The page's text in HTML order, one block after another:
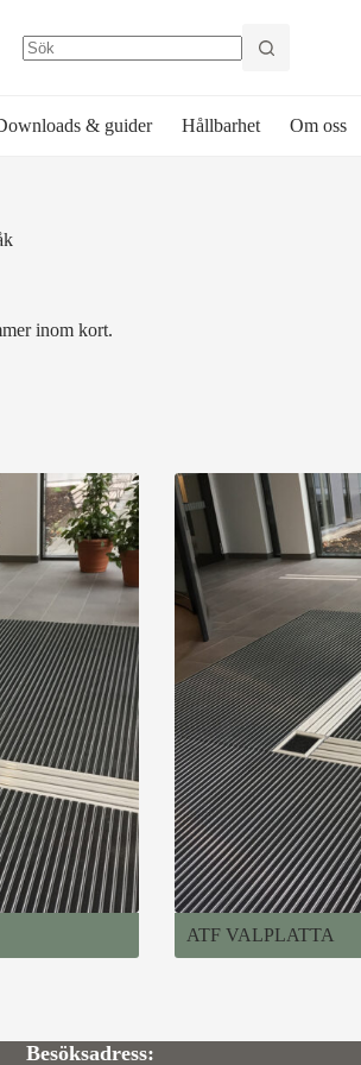
& guider Hållbarhet Om oss
inom kort.
ATF VALPLATTA
Besöksadress: